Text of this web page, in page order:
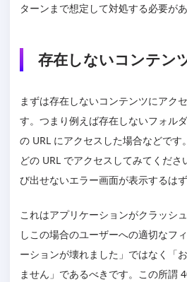
ターンまで想定して対処する必要があ
存在しないコンテン
まずは存在しないコンテンツにアク
す。つまり例えば存在しないフォル
の URL にアクセスした場合などで
どの URL でアクセスしてみてくださ
び出せないエラー画面が表示するはず
これはアプリケーションがクラッシ
しこの場合のユーザーへの適切なフ
ーションが壊れました」ではなく「
ません」であるべきです。この所謂